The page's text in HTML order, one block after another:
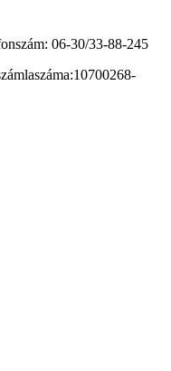
06-30/33-88-245